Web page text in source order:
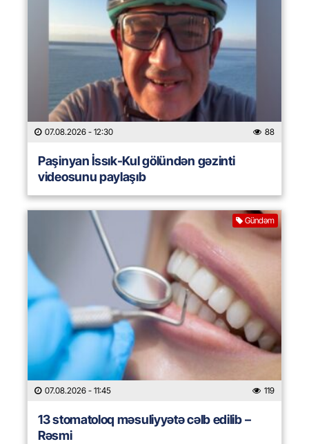
07.08.2026 - 12:30 88
Paşinyan İssık-Kul gölündən gəzinti
videosunu paylaşıb
Gündəm
07.08.2026 - 11:45 119
13 stomatoloq məsuliyyətə cəlb edilib –
Rəsmi